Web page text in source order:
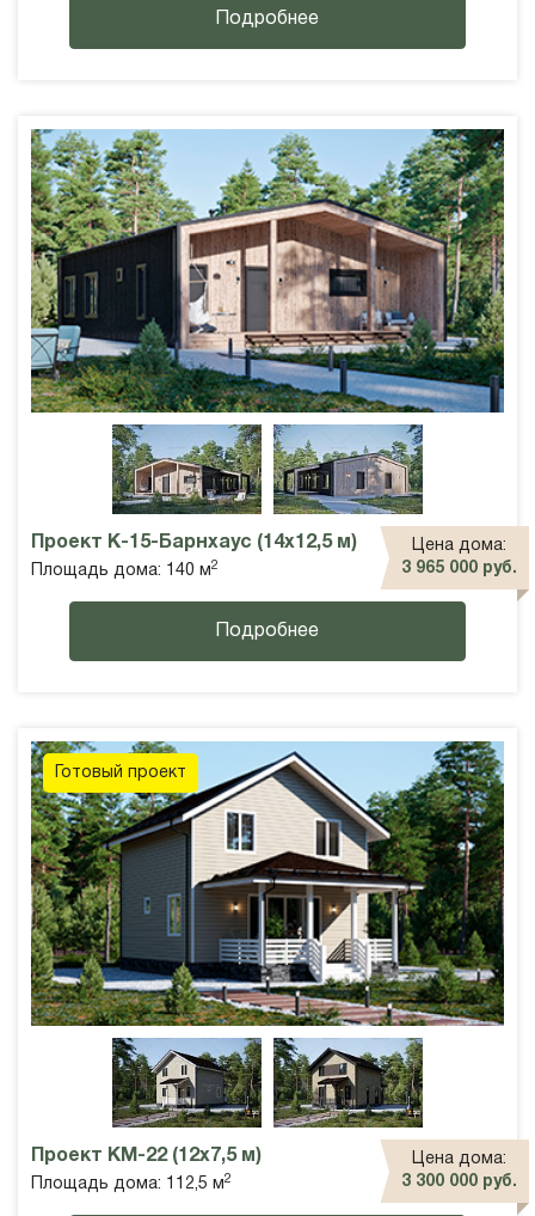
Подробнее
Проект К-15-Барнхаус (14х12,5 м)
Площадь дома: 140 м 2
Цена дома:
3 965 000 руб.
Подробнее
Готовый проект
Проект КМ-22 (12х7,5 м)
Площадь дома: 112,5 м 2
Цена дома:
3 300 000 руб.